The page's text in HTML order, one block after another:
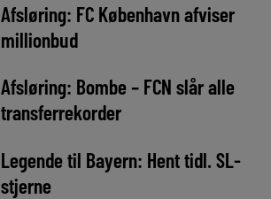
Afsløring: FC København afviser
millionbud
Afsløring: Bombe – FCN slår alle
transferrekorder
Legende til Bayern: Hent tidl. SL-
stjerne